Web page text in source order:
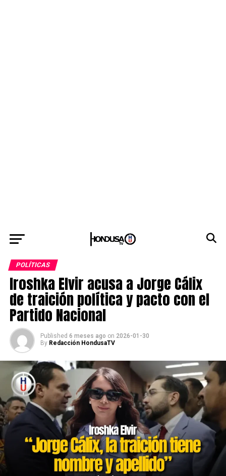
POLÍTICAS
Iroshka Elvir acusa a Jorge Cálix
de traición política y pacto con el
Partido Nacional
Published 6 meses ago on 2026-01-30
By Redacción HondusaTV